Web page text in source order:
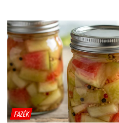
FAZÉK